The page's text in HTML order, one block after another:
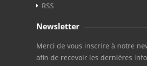
RSS
Newsletter
Merci de vous inscrire à notre
afin de recevoir les dernières